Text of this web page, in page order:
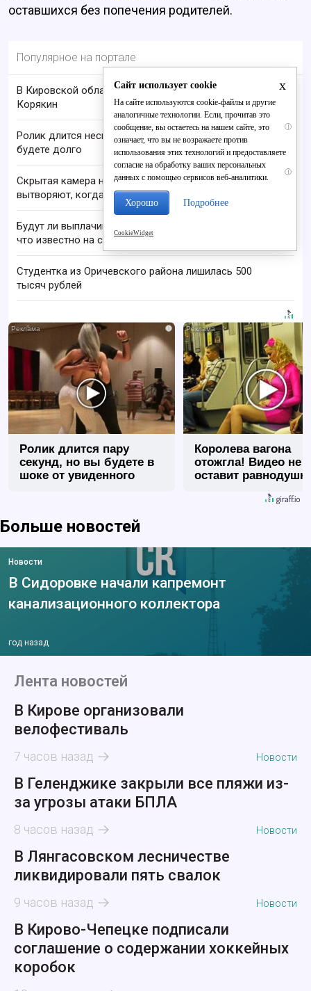
оставшихся без попечения родителей.
Популярное на портале
В Кировской области пропал 68-летний Анатолий
Корякин
i
Ролик длится несколько секунд, а смеяться вы
будете долго
i
Скрытая камера на пляже Крыма: Что люди
вытворяют, когда их не видят...
Будут ли выплачивать 13-ю пенсию в 2026 году:
что известно на сегодня
Студентка из Оричевского района лишилась 500
тысяч рублей
i
Ролик длится пару
секунд, но вы будете в
шоке от увиденного
Королева вагона
отожгла! Видео не
оставит
Больше новостей
Новости
В Сидоровке начали капремонт
канализационного коллектора
год назад
Лента новостей
В Кирове организовали
велофестиваль
7 часов назад Новости
В Геленджике закрыли все пляжи из-
за угрозы атаки БПЛА
8 часов назад Новости
В Лянгасовском лесничестве
ликвидировали пять свалок
9 часов назад Новости
В Кирово-Чепецке подписали
соглашение о содержании хоккейных
коробок
x
Сайт использует cookie
На сайте используются cookie-файлы и другие
аналогичные технологии. Если, прочитав это
сообщение, вы остаетесь на нашем сайте, это
означает, что вы не возражаете против
использования этих технологий и предоставляете
согласие на обработку ваших персональных
данных с помощью сервисов веб-аналитики.
Хорошо Подробнее
CookieWidget